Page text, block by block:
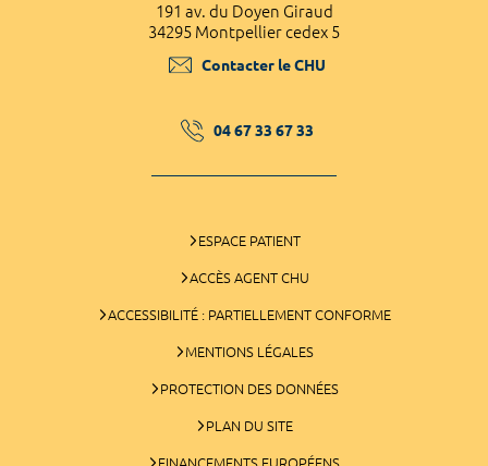
191 av. du Doyen Giraud
34295 Montpellier cedex 5
Contacter le CHU
04 67 33 67 33
ESPACE PATIENT
ACCÈS AGENT CHU
ACCESSIBILITÉ : PARTIELLEMENT CONFORME
MENTIONS LÉGALES
PROTECTION DES DONNÉES
PLAN DU SITE
FINANCEMENTS EUROPÉENS